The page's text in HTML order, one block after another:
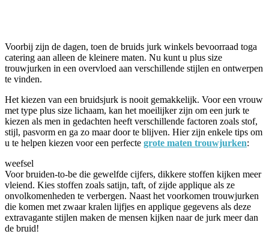
Voorbij zijn de dagen, toen de bruids jurk winkels bevoorraad toga
catering aan alleen de kleinere maten. Nu kunt u plus size
trouwjurken in een overvloed aan verschillende stijlen en ontwerpen
te vinden.
Het kiezen van een bruidsjurk is nooit gemakkelijk. Voor een vrouw
met type plus size lichaam, kan het moeilijker zijn om een jurk te
kiezen als men in gedachten heeft verschillende factoren zoals stof,
stijl, pasvorm en ga zo maar door te blijven. Hier zijn enkele tips om
u te helpen kiezen voor een perfecte grote maten trouwjurken:
weefsel
Voor bruiden-to-be die gewelfde cijfers, dikkere stoffen kijken meer
vleiend. Kies stoffen zoals satijn, taft, of zijde applique als ze
onvolkomenheden te verbergen. Naast het voorkomen trouwjurken
die komen met zwaar kralen lijfjes en applique gegevens als deze
extravagante stijlen maken de mensen kijken naar de jurk meer dan
de bruid!